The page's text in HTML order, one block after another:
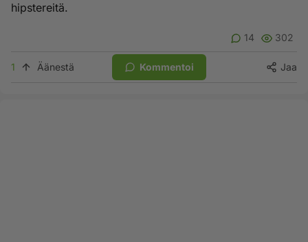
hipstereitä.
14 302
1 Äänestä Kommentoi Jaa